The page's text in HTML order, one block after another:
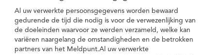
Al uw verwerkte persoonsgegevens worden bewaard
gedurende de tijd die nodig is voor de verwezenlijking van
de doeleinden waarvoor ze werden verzameld, welke kan
variëren naargelang de omstandigheden en de betrokken
partners van het Meldpunt.Al uw verwerkte